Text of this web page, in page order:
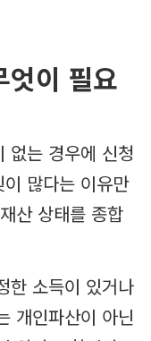
엇이 필요
없는 경우에 신청
많다는 이유만
산 상태를 종합
한 소득이 있거나
개인파산이 아닌